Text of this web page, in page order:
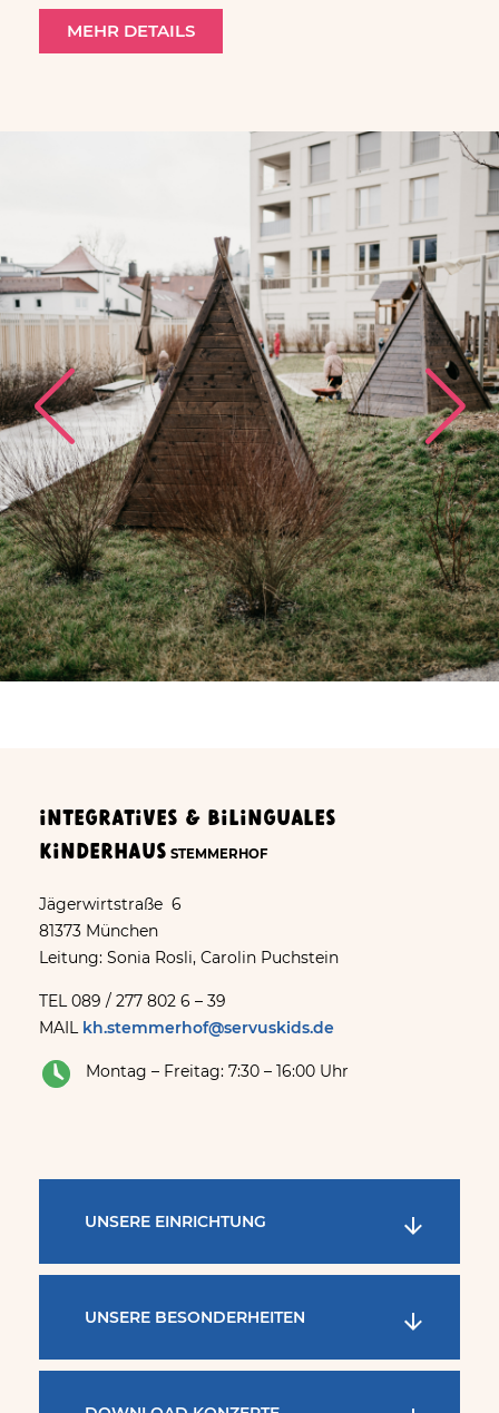
MEHR DETAILS
Integratives & bilinguales
Kinderhaus STEMMERHOF
Jägerwirtstraße 6
81373 München
Leitung: Sonia Rosli, Carolin Puchstein
TEL 089 / 277 802 6 – 39
MAIL kh.stemmerhof@servuskids.de
Montag – Freitag: 7:30 – 16:00 Uhr
UNSERE EINRICHTUNG
UNSERE BESONDERHEITEN